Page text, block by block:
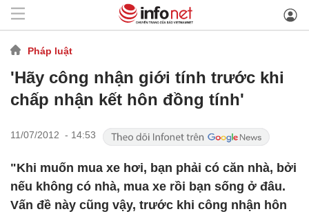
Pháp luật
'Hãy công nhận giới tính trước khi
chấp nhận kết hôn đồng tính'
11/07/2012 - 14:53
"Khi muốn mua xe hơi, bạn phải có căn nhà, bởi
nếu không có nhà, mua xe rồi bạn sống ở đâu.
Vấn đề này cũng vậy, trước khi công nhận hôn